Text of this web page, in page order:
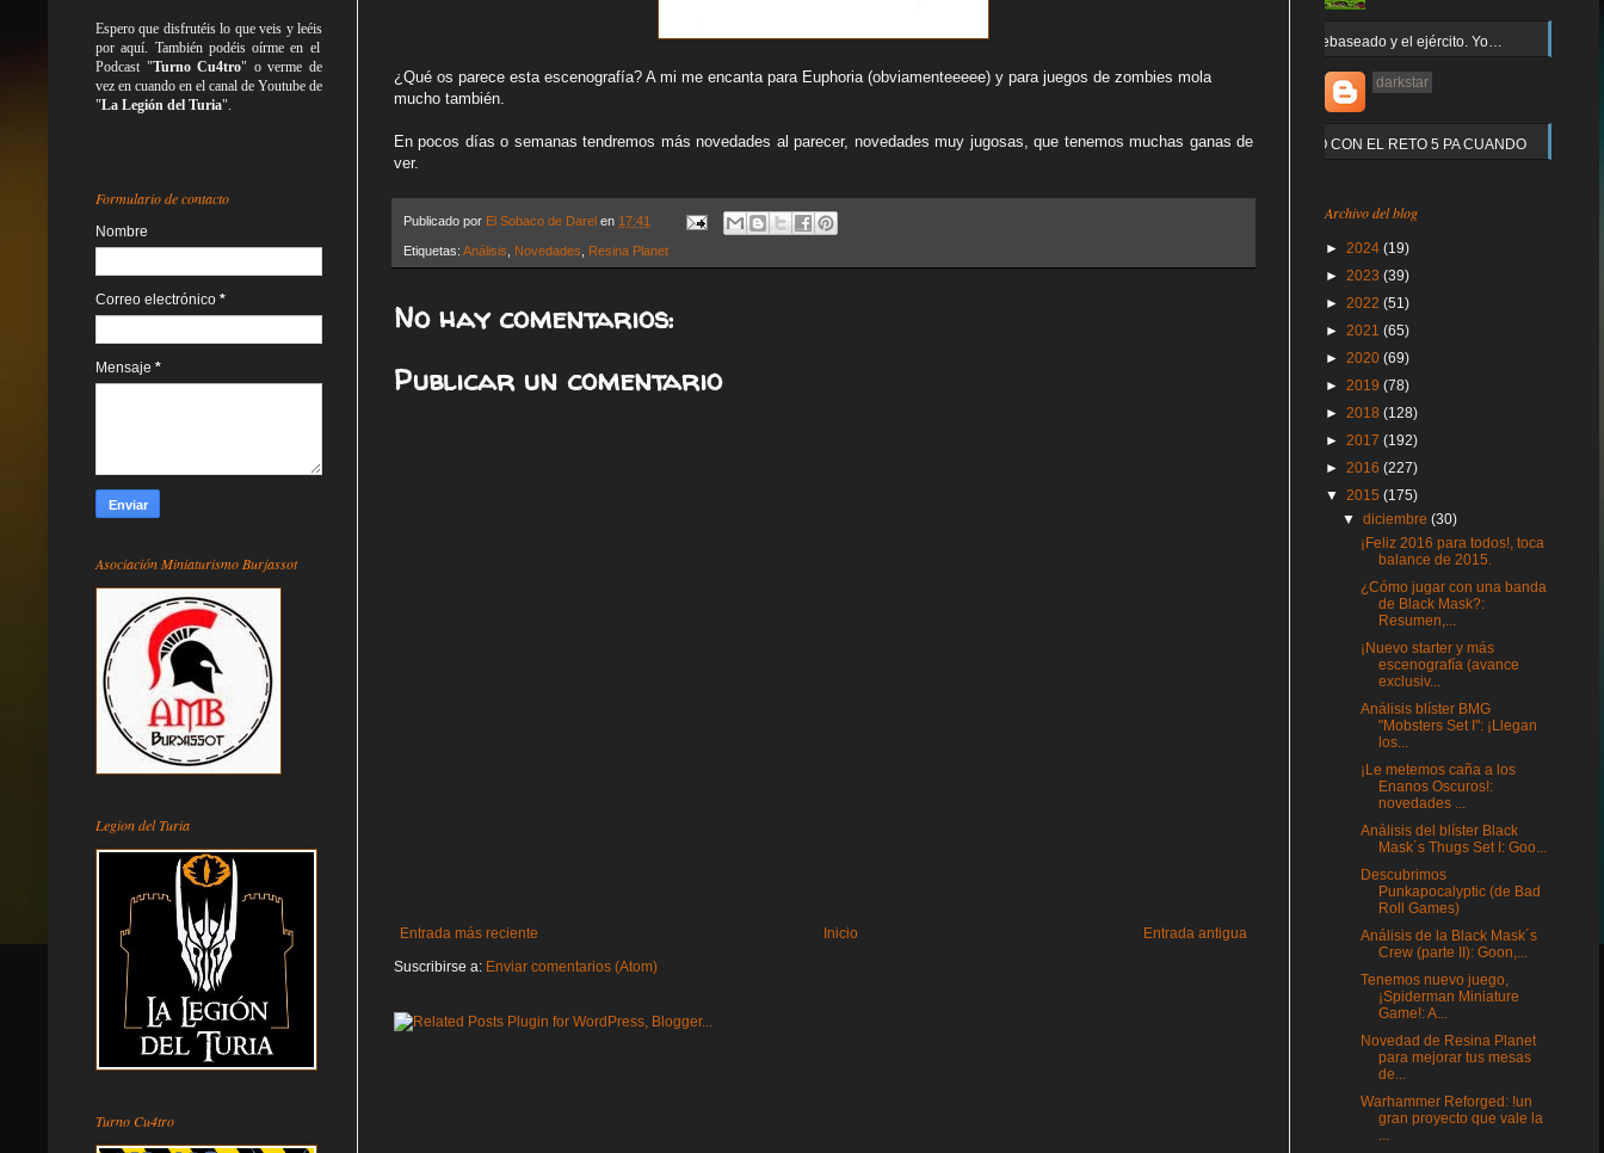
¿Qué os parece esta escenografía? A mi me encanta para Euphoria (obviamenteeeee) y para juegos de zombies mola
mucho también.
En pocos días o semanas tendremos más novedades al parecer, novedades muy jugosas, que tenemos muchas ganas de
ver.
Publicado por El Sobaco de Darel en 17:41
Etiquetas: Análisis Novedades Resina Planet
No hay comentarios:
Publicar un comentario
Entrada más reciente Entrada antigua
Inicio
Suscribirse a: Enviar comentarios (Atom)
Espero que disfrutéis lo queveis yleéis
por aquí. También podéis oírme en el
Podcast "Turno Cu4tro" o verme de
vez en cuando en el canal de Youtube de
"La Legión del Turia".
Formulario de contacto
Nombre
Correo electrónico *
Mensaje *
Asociación Miniaturismo Burjassot
Legion del Turia
Turno Cu4tro
Increíble el rebaseado y el ejército. Yo…
darkstar
Y QUE PASO CON EL RETO 5 PA CUANDO
Archivo del blog
► 2024 (19)
► 2023 (39)
► 2022 (51)
► 2021 (65)
► 2020 (69)
► 2019 (78)
► 2018 (128)
► 2017 (192)
► 2016 (227)
▼ 2015 (175)
▼diciembre(30)
¡Feliz 2016 para todos!, toca
balance de 2015.
¿Cómo jugar con una banda
de Black Mask?:
Resumen,...
¡Nuevo starter y más
escenografía (avance
exclusiv...
Análisis blíster BMG
"Mobsters Set I": ¡Llegan
los...
¡Le metemos caña a los
Enanos Oscuros!:
novedades ...
Análisis del blíster Black
Mask´s Thugs Set I: Goo...
Descubrimos
Punkapocalyptic (de Bad
Roll Games)
Análisis de la Black Mask´s
Crew (parte II): Goon,...
Tenemos nuevo juego,
¡Spiderman Miniature
Game!: A...
Novedad de Resina Planet
para mejorar tus mesas
de...
Warhammer Reforged: !un
gran proyecto que vale la
...